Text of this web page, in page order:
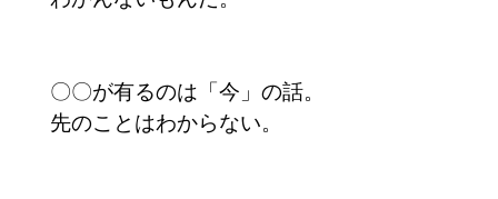
〇〇が有るのは「今」の話。
先のことはわからない。